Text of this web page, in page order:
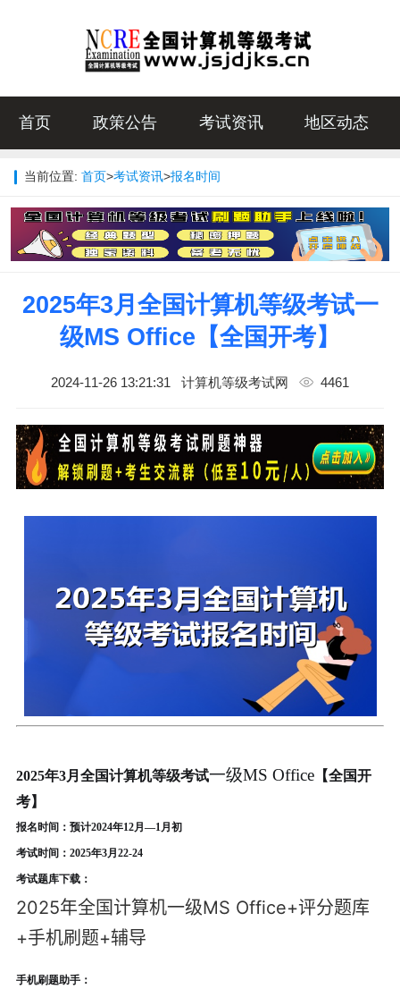
首页 政策公告 考试资讯 地区动态
当前位置: 首页>考试资讯>报名时间
2025年3月全国计算机等级考试一
级MS Office【全国开考】
2024-11-26 13:21:31 计算机等级考试网 4461
2025年3月全国计算机等级考试一级MS Office【全国开
考】
报名时间： 预计2024年12月—1月初
考试时间：2025年3月22-24
考试题库下载：
2025年全国计算机一级MS Office+评分题库
+手机刷题+辅导
手机刷题助手：